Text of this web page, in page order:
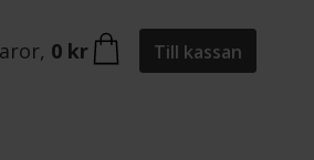
, 0 kr Till kassan